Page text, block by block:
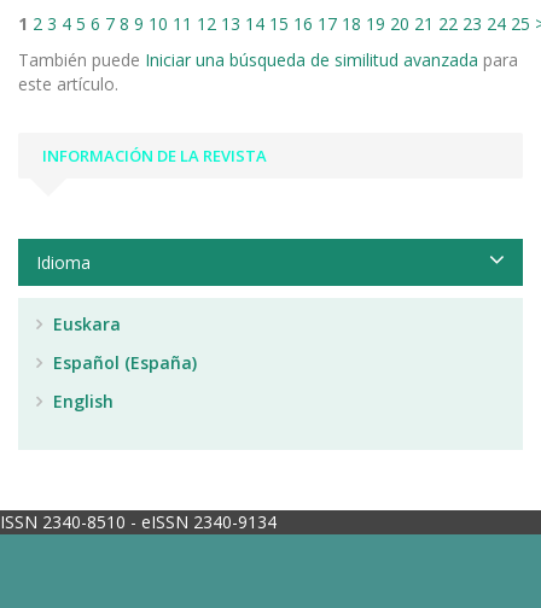
1 2 3 4 5 6 7 8 9 10 11 12 13 14 15 16 17 18 19 20 21 22 23 24 25
También puede Iniciar una búsqueda de similitud avanzada para
este artículo.
INFORMACIÓN DE LA REVISTA
Idioma
Euskara
Español (España)
English
ISSN 2340-8510 - eISSN 2340-9134